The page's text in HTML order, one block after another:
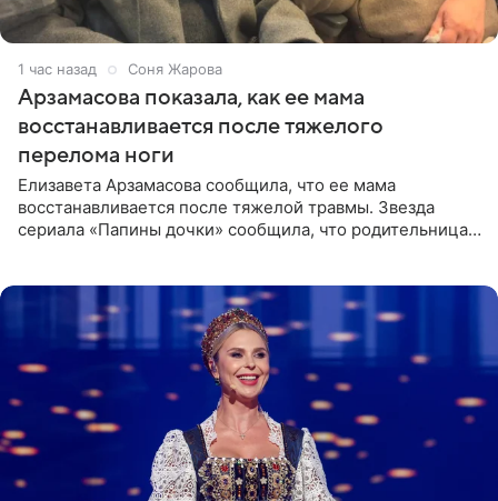
1 час назад Соня Жарова
Арзамасова показала, как ее мама
восстанавливается после тяжелого
перелома ноги
Елизавета Арзамасова сообщила, что ее мама
восстанавливается после тяжелой травмы. Звезда
сериала «Папины дочки» сообщила, что родительница